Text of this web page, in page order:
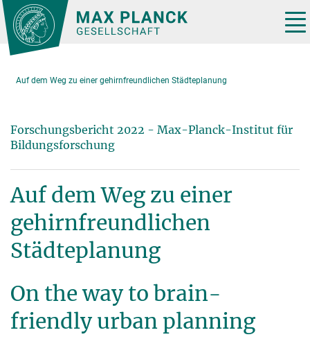
Hauptinhalt
Auf dem Weg zu einer gehirnfreundlichen Städteplanung
Forschungsbericht 2022 - Max-Planck-Institut für
Bildungsforschung
Auf dem Weg zu einer
gehirnfreundlichen
Städteplanung
On the way to brain-
friendly urban planning